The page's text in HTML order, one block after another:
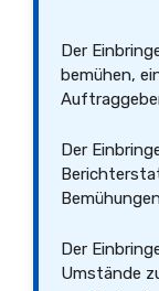
Der
bemühen,
Der
Der
Umstände